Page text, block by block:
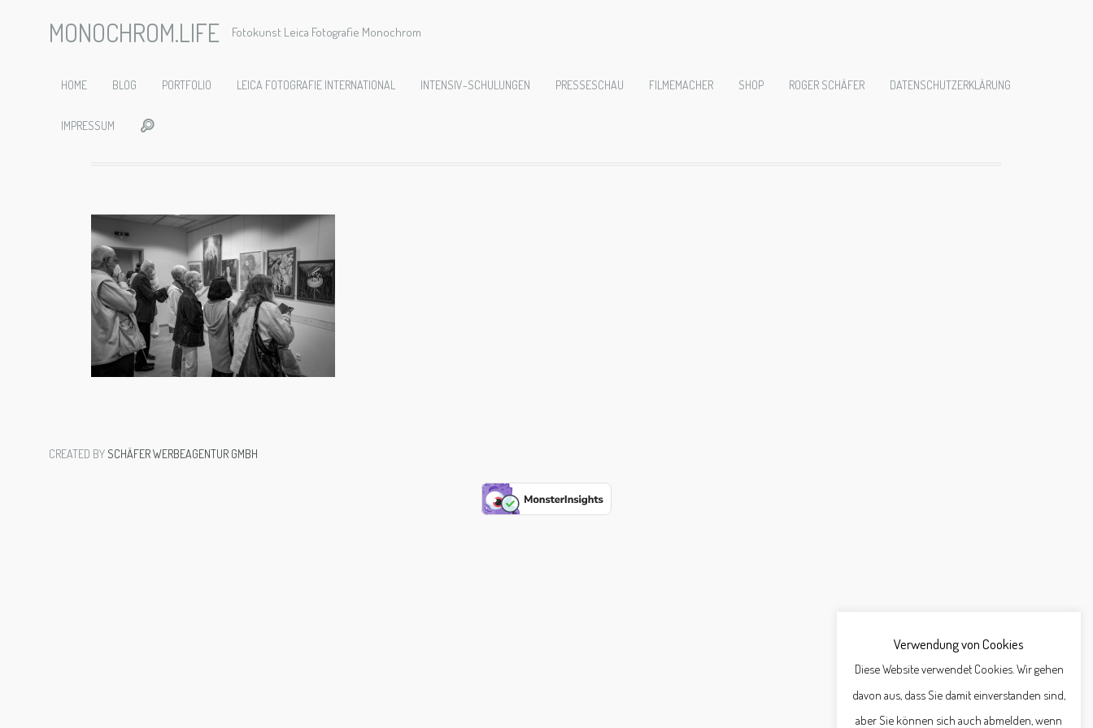
MONOCHROM.LIFE Fotokunst Leica Fotografie Monochrom
HOME BLOG PORTFOLIO LEICA FOTOGRAFIE INTERNATIONAL INTENSIV-SCHULUNGEN PRESSESCHAU FILMEMACHER SHOP ROGER SCHÄFER DATENSCHUTZERKLÄRUNG
IMPRESSUM
Vernissage HOFFNUNG
CREATED BY SCHÄFER WERBEAGENTUR GMBH
Verwendung von Cookies
Diese Website verwendet Cookies. Wir gehen
davon aus, dass Sie damit einverstanden sind,
aber Sie können sich auch abmelden, wenn